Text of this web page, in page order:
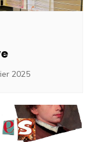
2025